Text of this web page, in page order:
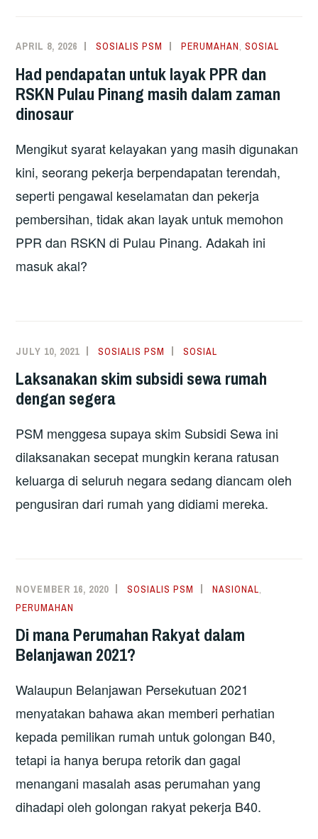
APRIL 8, 2026 SOSIALIS PSM PERUMAHAN,SOSIAL
Had pendapatan untuk layak PPR dan
RSKN Pulau Pinang masih dalam zaman
dinosaur
Mengikut syarat kelayakan yang masih digunakan
kini, seorang pekerja berpendapatan terendah,
seperti pengawal keselamatan dan pekerja
pembersihan, tidak akan layak untuk memohon
PPR dan RSKN di Pulau Pinang. Adakah ini
masuk akal?
JULY 10, 2021 SOSIALIS PSM SOSIAL
Laksanakan skim subsidi sewa rumah
dengan segera
PSM menggesa supaya skim Subsidi Sewa ini
dilaksanakan secepat mungkin kerana ratusan
keluarga di seluruh negara sedang diancam oleh
pengusiran dari rumah yang didiami mereka.
NOVEMBER 16, 2020 SOSIALIS PSM NASIONAL,
PERUMAHAN
Di mana Perumahan Rakyat dalam
Belanjawan 2021?
Walaupun Belanjawan Persekutuan 2021
menyatakan bahawa akan memberi perhatian
kepada pemilikan rumah untuk golongan B40,
tetapi ia hanya berupa retorik dan gagal
menangani masalah asas perumahan yang
dihadapi oleh golongan rakyat pekerja B40.